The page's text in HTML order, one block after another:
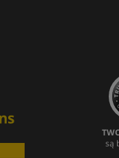
są